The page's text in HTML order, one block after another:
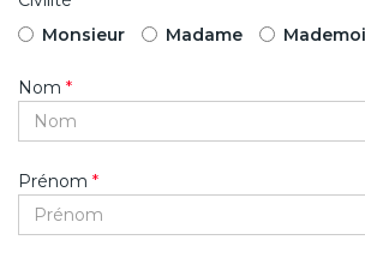
Monsieur
Madame
Nom *
Prénom *